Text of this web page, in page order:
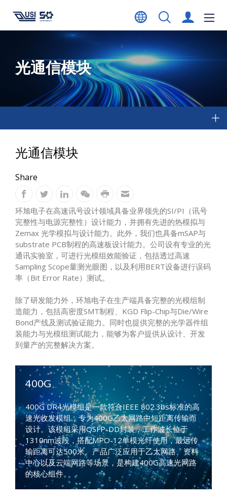
光通信模块
光通信模块
Share
环旭电子在高速讯号设计领域具备业界领先的SI/PI（讯号
完整性与电源完整性）设计能力，并拥有先进的热模拟与
Zemax 光学模拟与设计能力。此外，我们也具备mSAP与
substrate PCB制程的高速板设计能力。公司设有专业的光
通讯实验室，可进行光模组效能验证，包括透过高速
Sampling Scope量测光眼图，以及利用BERT设备进行误码
率（Bit Error Rate）测试。
除了研发能力外，环旭电子在生产端具备完整的光模组制
造能力，包括高密度SMT制程、KGD Flip-Chip与Die/Wire
Bond产线及测试验证能力。同时也提供完整的光学器件组
装能力与光模组测试能力，能够为客户提供从设计、开发
到量产的完整解决方案。
400G
400G DR4光模组是一款符合IEEE 802.3bs标准的高
速光收发模组，专为400G乙太网路中短距离传输而
设计。该模组采用QSFP-DD封装，工作波长位于
1310nm波段，搭配MPO-12单模光纤使用，最远传
输距离可达500米。产品广泛应用于乙太网路、资料
中心以及云端网路等场景，是构建400G高速光网路
的核心组件。